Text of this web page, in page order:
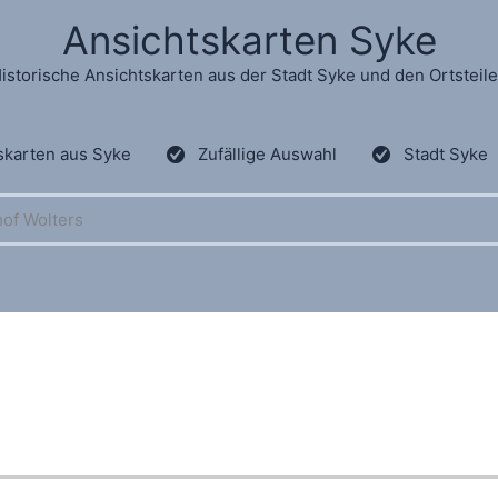
Ansichtskarten Syke
Ansichtskarten aus der Stadt Syke und den
aus Syke Zufällige Auswahl Stadt Syke
Wolters